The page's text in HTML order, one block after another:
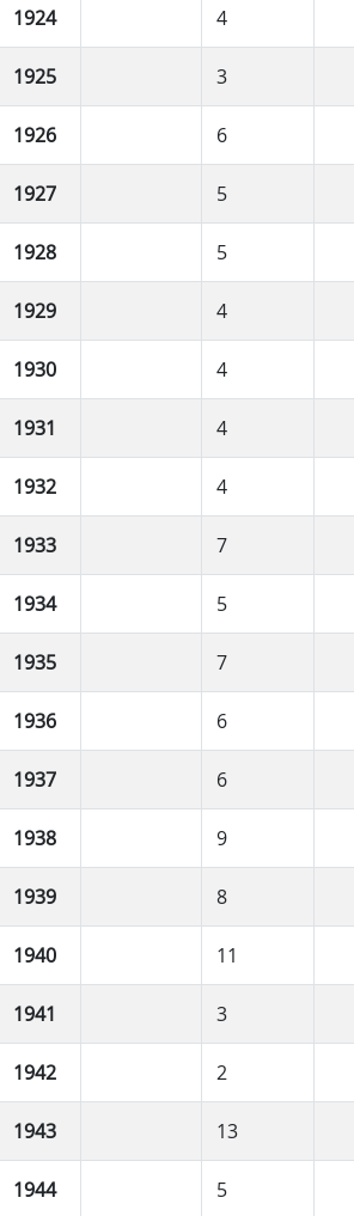
1924 4
1925 3
1926 6
1927 5
1928 5
1929 4
1930 4
1931 4
1932 4
1933 7
1934 5
1935 7
1936 6
1937 6
1938 9
1939 8
1940 11
1941 3
1942 2
1943 13
1944 5